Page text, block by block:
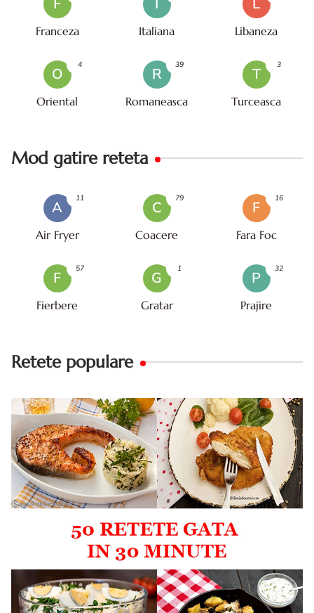
Franceza Italiana Libaneza
O
Oriental
4
R
Romaneasca
39
T
Turceasca
3
Mod gatire reteta
A
Air Fryer
11
C
Coacere
79
F
Fara Foc
16
F
Fierbere
57
G
Gratar
1
P
Prajire
32
Retete populare